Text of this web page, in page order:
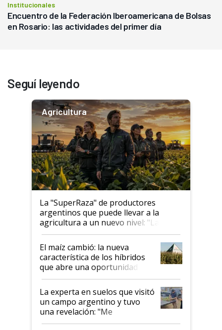
Institucionales
Encuentro de la Federación Iberoamericana de Bolsas
en Rosario: las actividades del primer día
Seguí leyendo
Agricultura
La "SuperRaza" de productores
argentinos que puede llevar a la
agricultura a un nuevo nivel: "Las
posibilidades de crecimiento son
infinitas"
El maíz cambió: la nueva
característica de los híbridos
que abre una oportunidad en
el lote
La experta en suelos que visitó
un campo argentino y tuvo
una revelación: "Me
impresionó mucho"